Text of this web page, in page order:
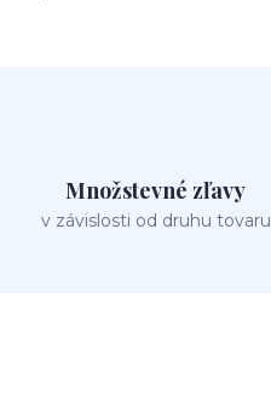
Množstevné zľavy
v závislosti od druhu tovaru